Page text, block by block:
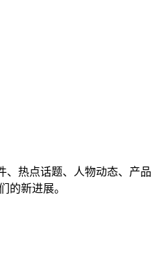
、热点话题、人物动态、产品
的新进展。